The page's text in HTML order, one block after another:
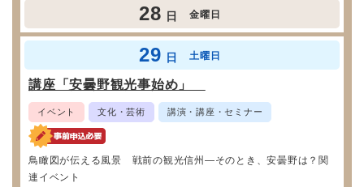
28 日 金曜日
29 日 土曜日
講座「安曇野観光事始め」
イベント 文化・芸術 講演・講座・セミナー
鳥瞰図が伝える風景 戦前の観光信州―そのとき、安曇野は？関
連イベント